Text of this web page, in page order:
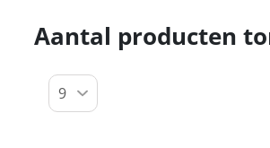
Aantal producten